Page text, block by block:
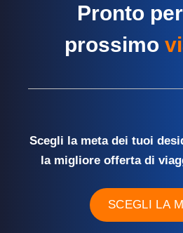
Pronto
prossimo
Scegli la meta dei tuoi
la migliore offerta di
SCEGLI LA